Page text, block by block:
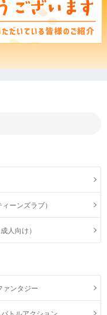
ーンズラブ）
人向け）
ァンタジー